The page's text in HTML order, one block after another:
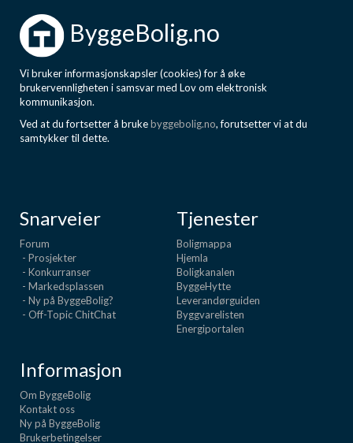
ByggeBolig.no
Vi bruker informasjonskapsler (cookies) for å øke
brukervennligheten i samsvar med Lov om elektronisk
kommunikasjon.
Ved at du fortsetter å brukebyggebolig.no, forutsetter vi at du
samtykker til dette.
Snarveier
Forum
- Prosjekter
- Konkurranser
- Markedsplassen
- Ny på ByggeBolig?
- Off-Topic ChitChat
Tjenester
Boligmappa
Hjemla
Boligkanalen
ByggeHytte
Leverandørguiden
Byggvarelisten
Energiportalen
Informasjon
Om ByggeBolig
Kontakt oss
Ny på ByggeBolig
Brukerbetingelser